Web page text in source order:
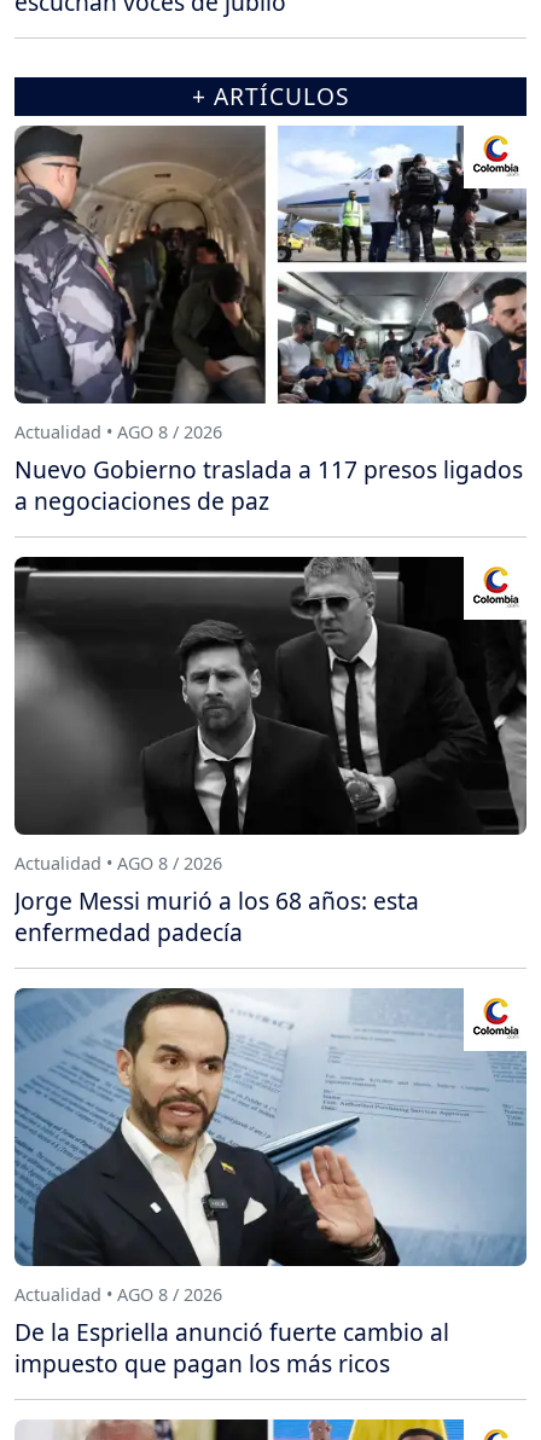
+ ARTÍCULOS
Actualidad • AGO 8 / 2026
Nuevo Gobierno traslada a 117 presos ligados
a negociaciones de paz
Actualidad • AGO 8 / 2026
Jorge Messi murió a los 68 años: esta
enfermedad padecía
Actualidad • AGO 8 / 2026
De la Espriella anunció fuerte cambio al
impuesto que pagan los más ricos